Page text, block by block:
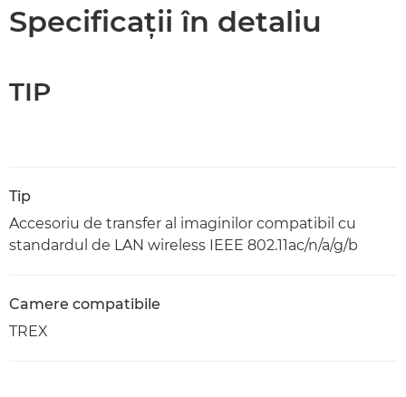
Specificaţii în detaliu
TIP
Tip
Accesoriu de transfer al imaginilor compatibil cu
standardul de LAN wireless IEEE 802.11ac/n/a/g/b
Camere compatibile
TREX